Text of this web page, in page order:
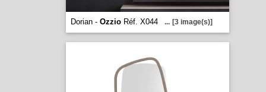
Dorian - OzzioRéf. X044 ... [3 image(s)]